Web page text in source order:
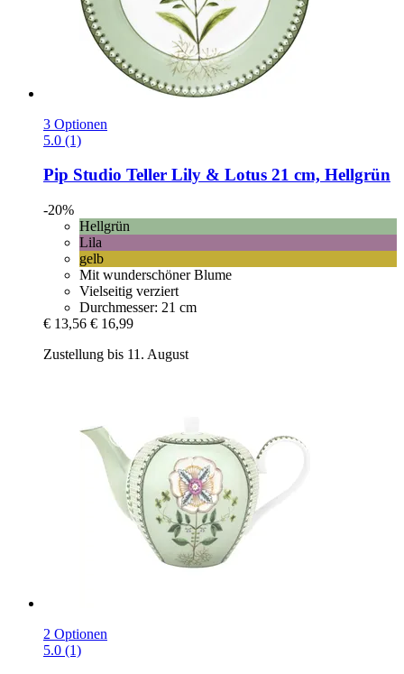
3 Optionen
5.0 (1)
Pip Studio Teller Lily & Lotus 21 cm, Hellgrün
-20%
Hellgrün
Lila
gelb
Mit wunderschöner Blume
Vielseitig verziert
Durchmesser: 21 cm
€ 13,56 € 16,99
Zustellung bis 11. August
2 Optionen
5.0 (1)